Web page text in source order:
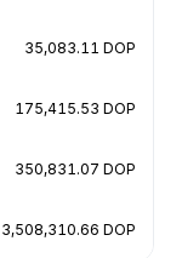
35,083.11 DOP
175,415.53 DOP
350,831.07 DOP
3,508,310.66 DOP